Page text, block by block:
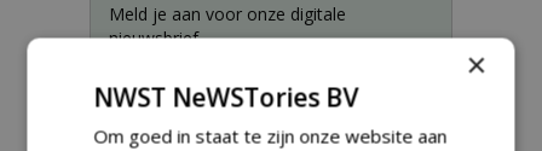
Meld je aan voor onze digitale
nieuwsbrief.
×
NWST NeWSTories BV
Om goed in staat te zijn onze website aan